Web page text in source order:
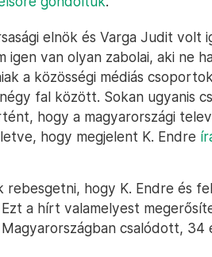
elnök és Varga Judit volt
igen van olyan zabolai, aki ne
a közösségi médiás
fal között. Sokan ugyanis
hogy a magyarországi
hogy megjelent K. Endre
hogy K. Endre és
a hírt valamelyest
csalódott, 34